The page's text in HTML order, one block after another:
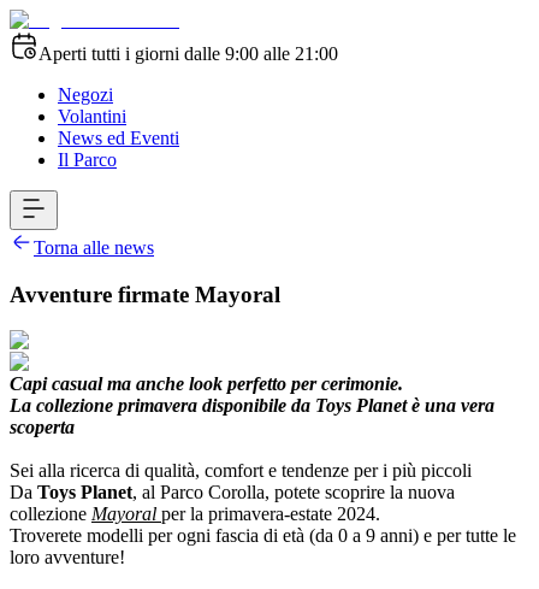
Aperti tutti i giorni dalle 9:00 alle 21:00
Negozi
Volantini
News ed Eventi
Il Parco
Torna alle news
Avventure firmate Mayoral
Capi casual ma anche look perfetto per cerimonie.
La collezione primavera disponibile da Toys Planet è una vera
scoperta
Sei alla ricerca di qualità, comfort e tendenze per i più piccoli
Da Toys Planet, al Parco Corolla, potete scoprire la nuova
collezione Mayoral per la primavera-estate 2024.
Troverete modelli per ogni fascia di età (da 0 a 9 anni) e per tutte le
loro avventure!